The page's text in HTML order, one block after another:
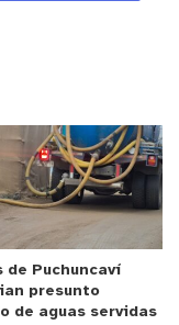
la ley 20 mil
de Ministerio
de Puchuncaví
presunto
de aguas servidas